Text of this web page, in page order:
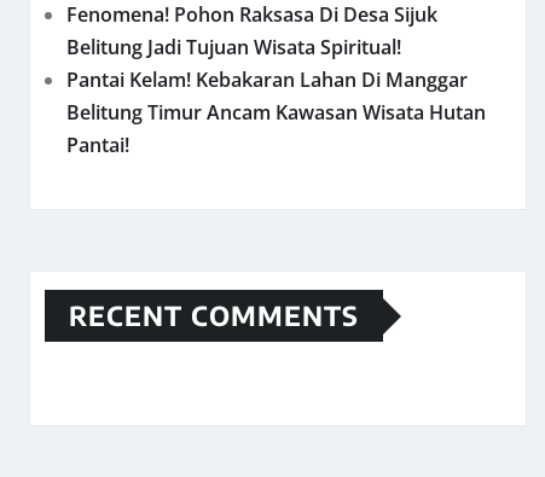
Fenomena! Pohon Raksasa Di Desa Sijuk
Belitung Jadi Tujuan Wisata Spiritual!
Pantai Kelam! Kebakaran Lahan Di Manggar
Belitung Timur Ancam Kawasan Wisata Hutan
Pantai!
RECENT COMMENTS